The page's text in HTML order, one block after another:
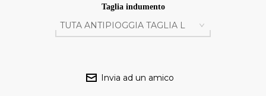
Taglia indumento